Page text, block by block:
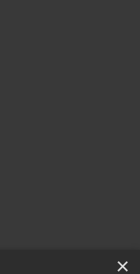
×